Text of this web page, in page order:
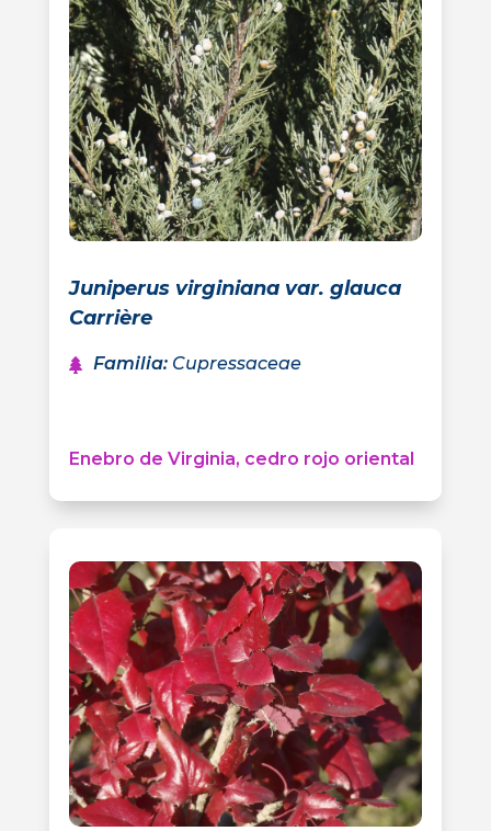
Juniperus virginiana var. glauca
Carrière
Familia: Cupressaceae
Enebro de Virginia, cedro rojo oriental